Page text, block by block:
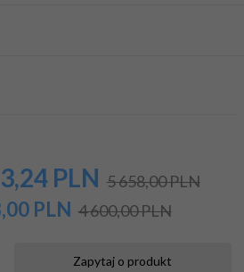
24 PLN 5 658,00 PLN
PLN 4 600,00 PLN
Zapytaj o produkt